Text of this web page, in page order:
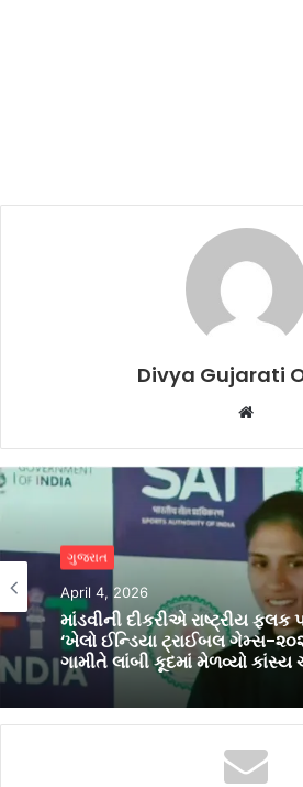
Divya Gujarati
ગુજરાત
April 4, 2026
માંડવીની દીકરીએ રાષ્ટ્રીય ફલક
‘ખેલો ઈન્ડિયા ટ્રાઈબલ ગેમ્સ-
ગામીતે લાંબી કૂદમાં મેળવ્યો કાંસ્ય
સ્પોર્ટ્સ
February 7, 2026
યશ અનિલરાશિયા: સુરતનો
તને રોલ બોલમાં ગૌરવ અપાવ્યું